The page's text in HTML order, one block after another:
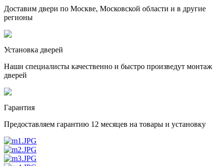
Доставим двери по Москве, Московской области и в другие
регионы
Установка дверей
Наши специалисты качественно и быстро произведут монтаж
дверей
Гарантия
Предоставляем гарантию 12 месяцев на товары и установку